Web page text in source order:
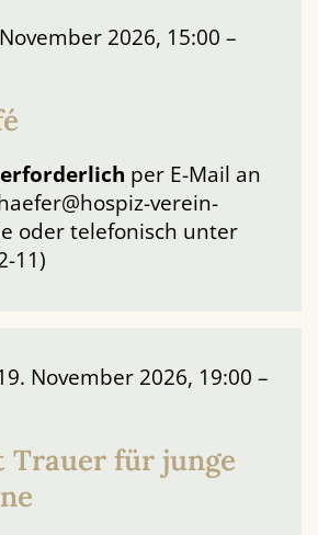
2026, 15:00 –
erforderlich per E-Mail an
verein-
oder telefonisch unter
11)
November 2026, 19:00 –
Trauer für junge